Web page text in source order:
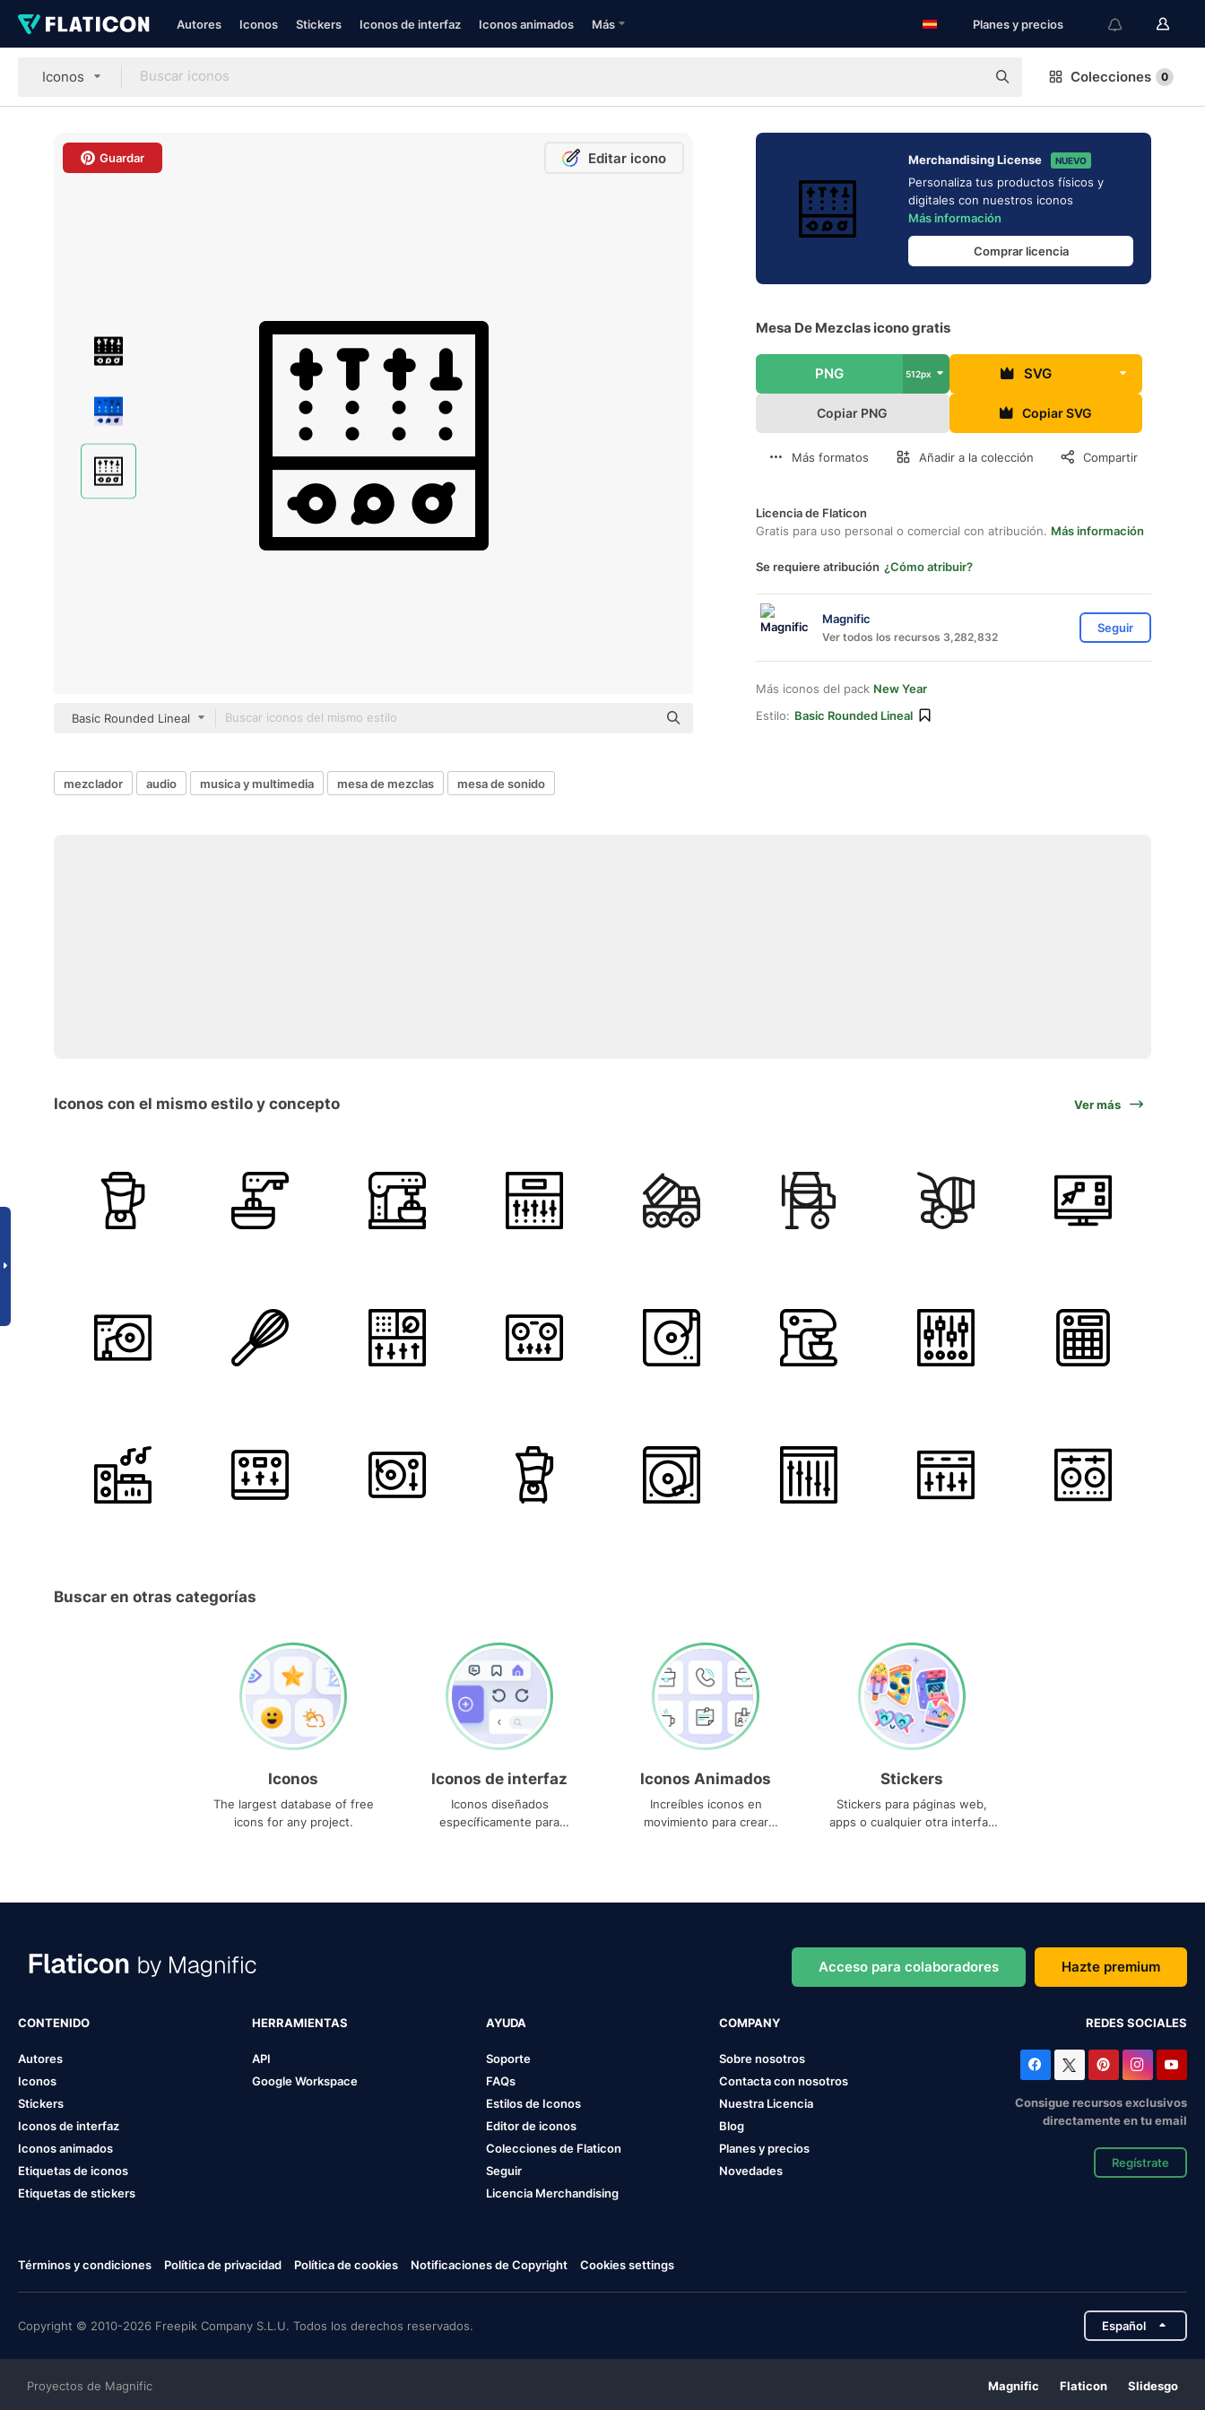
Autores Iconos Stickers Iconos de interfaz Iconos animados Más Planes y precios
Iconos Colecciones 0
Guardar Editar icono
Basic Rounded Lineal
Merchandising License NUEVO
Personaliza tus productos físicos y
digitales con nuestros iconos
Más información
Comprar licencia
Mesa De Mezclas icono gratis
PNG 512px SVG
Copiar PNG Copiar SVG
Más formatos Añadir a la colección Compartir
Licencia de Flaticon
Gratis para uso personal o comercial con atribución. Más información
Se requiere atribución ¿Cómo atribuir?
Magnific
Ver todos los recursos 3,282,832
Seguir
Más iconos del pack New Year
Estilo: Basic Rounded Lineal
mezclador audio musica y multimedia mesa de mezclas mesa de sonido
Iconos con el mismo estilo y concepto Ver más
Buscar en otras categorías
Iconos
The largest database of free
icons for any project.
Iconos de interfaz
Iconos diseñados
específicamente para
Iconos Animados
Increíbles iconos en
movimiento para crear
Stickers
Stickers para páginas web,
apps o cualquier otra interfaz
Acceso para colaboradores Hazte premium
CONTENIDO
Autores
Iconos
Stickers
Iconos de interfaz
Iconos animados
Etiquetas de iconos
Etiquetas de stickers
HERRAMIENTAS
API
Google Workspace
AYUDA
Soporte
FAQs
Estilos de Iconos
Editor de iconos
Colecciones de Flaticon
Seguir
Licencia Merchandising
COMPANY
Sobre nosotros
Contacta con nosotros
Nuestra Licencia
Blog
Planes y precios
Novedades
REDES SOCIALES
Consigue recursos exclusivos
directamente en tu email
Regístrate
Términos y condiciones Política de privacidad Política de cookies Notificaciones de Copyright Cookies settings
Copyright © 2010-2026 Freepik Company S.L.U. Todos los derechos reservados. Español
Proyectos de Magnific Magnific Flaticon Slidesgo